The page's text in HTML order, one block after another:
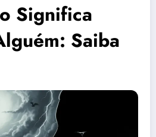
Significa
Saiba